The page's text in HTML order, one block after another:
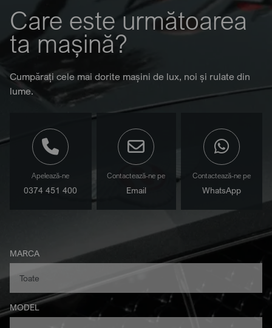
Care este următoarea
ta mașină?
Cumpărați cele mai dorite mașini de lux, noi și rulate din
lume.
Apelează-ne
0374 451 400
Contactează-ne pe
Email
Contactează-ne pe
WhatsApp
MARCA
MODEL